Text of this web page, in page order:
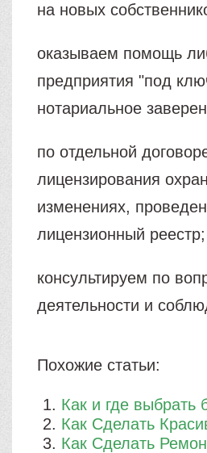
на новых
оказываем помощь
предприятия "под
нотариальное
по отдельной
лицензирования
изменениях,
лицензионный реестр;
консультируем по
деятельности и
Похожие статьи:
Как и где выбрать
Как Сделать
Как Сделать